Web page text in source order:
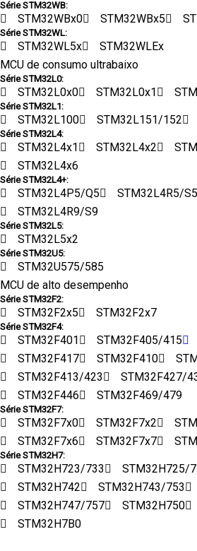
Série STM32WB:
STM32WBx0 STM32WBx5
Série STM32WL:
STM32WL5x
STM32WLEx
MCU de consumo ultrabaixo
Série STM32L0:
STM32L0x0 STM32L0x1
Série STM32L1:
STM32L100 STM32L151/152
Série STM32L4:
STM32L4x1 STM32L4x2
STM32L4x6
Série STM32L4+:
STM32L4P5/Q5 STM32L4R5/S5
STM32L4R9/S9
Série STM32L5:
STM32L5x2
Série STM32U5:
STM32U575/585
MCU de alto desempenho
Série STM32F2:
STM32F2x5 STM32F2x7
Série STM32F4:
STM32F401 STM32F405/415
STM32F417
STM32F410
STM32F413/423
STM32F427/
STM32F446
STM32F469/479
Série STM32F7:
STM32F7x0 STM32F7x2
STM32F7x6
STM32F7x7
Série STM32H7:
STM32H723/733 STM32H725/
STM32H742
STM32H743/753
STM32H747/757
STM32H750
STM32H7B0